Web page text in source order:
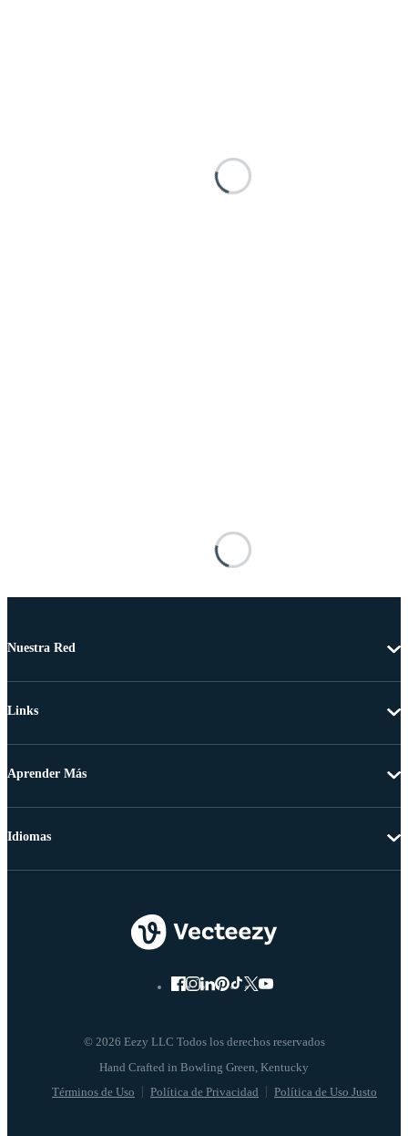
Nuestra Red
Links
Aprender Más
© 2026 Eezy LLC Todos los derechos reservados
Términos de Uso Política de Privacidad Política de Uso Justo
Idiomas